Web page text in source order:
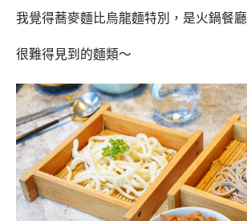
我覺得蕎麥麵比烏龍麵特別，是火鍋餐廳
很難得見到的麵類～